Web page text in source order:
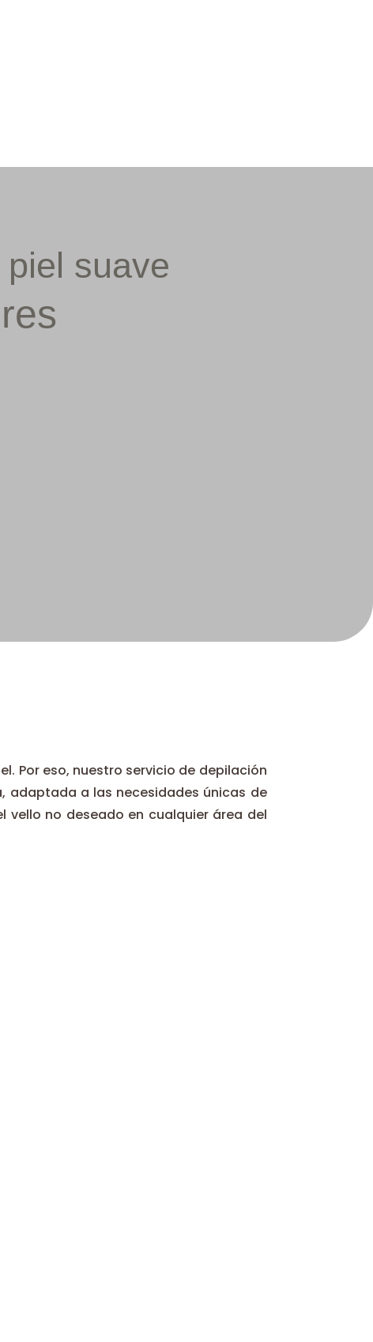
suave
Por eso, nuestro servicio de depilación
adaptada a las necesidades únicas de
vello no deseado en cualquier área del